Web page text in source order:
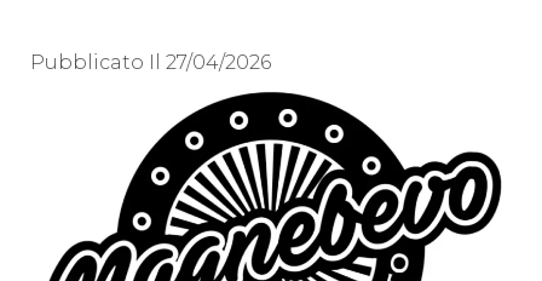
Pubblicato Il 27/04/2026